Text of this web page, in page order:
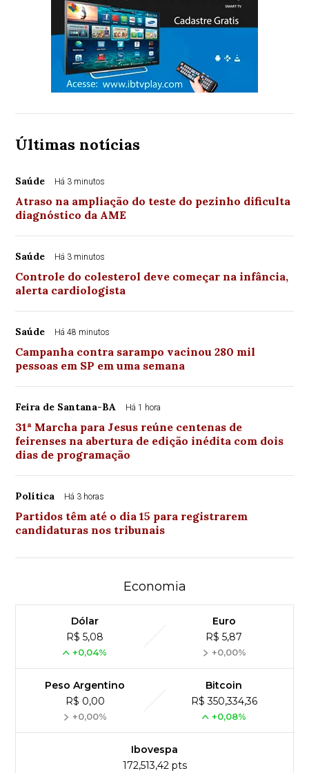
Últimas notícias
Saúde Há 3 minutos
Atraso na ampliação do teste do pezinho dificulta
diagnóstico da AME
Saúde Há 3 minutos
Controle do colesterol deve começar na infância,
alerta cardiologista
Saúde Há 48 minutos
Campanha contra sarampo vacinou 280 mil
pessoas em SP em uma semana
Feira de Santana-BA Há 1 hora
31ª Marcha para Jesus reúne centenas de
feirenses na abertura de edição inédita com dois
dias de programação
Política Há 3 horas
Partidos têm até o dia 15 para registrarem
candidaturas nos tribunais
Economia
Dólar
R$ 5,08
+0,04%
Euro
R$ 5,87
+0,00%
Peso Argentino
R$ 0,00
+0,00%
Bitcoin
R$ 350,334,36
+0,08%
Ibovespa
172,513,42 pts